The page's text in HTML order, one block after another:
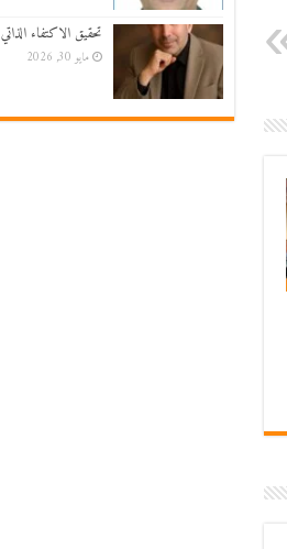
تحقيق الاكتفاء الذاتي
مايو 30, 2026